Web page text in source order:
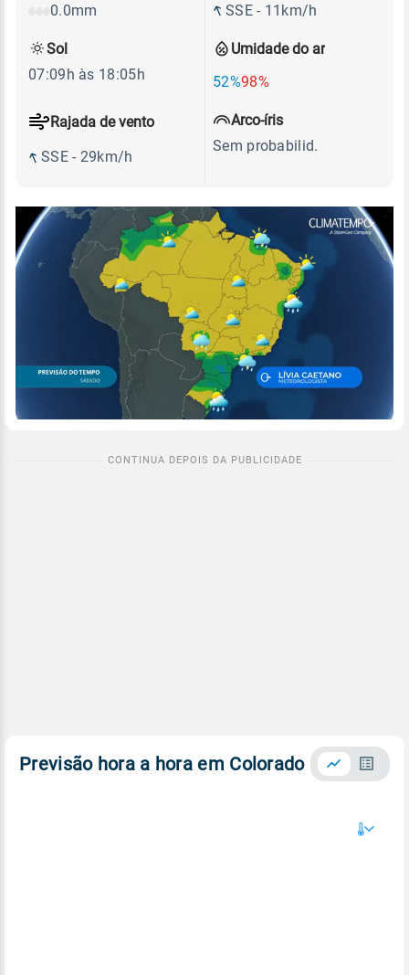
0.0mm
Umidade do ar
52%98%
SSE - 11km/h
Rajada de vento
SSE - 29km/h
Sol
07:09h às 18:05h
Arco-íris
Sem probabilid.
Previsão hora a hora em Colorado